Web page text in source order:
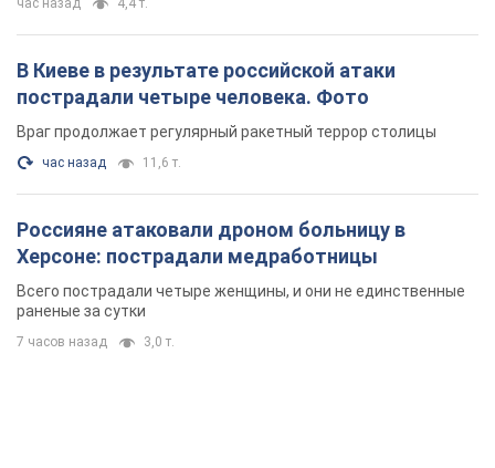
час назад 4,4 т.
В Киеве в результате российской атаки
пострадали четыре человека. Фото
Враг продолжает регулярный ракетный террор столицы
час назад 11,6 т.
Россияне атаковали дроном больницу в
Херсоне: пострадали медработницы
Всего пострадали четыре женщины, и они не единственные
раненые за сутки
7 часов назад 3,0 т.